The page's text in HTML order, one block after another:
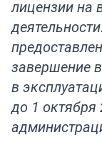
лицензии на
завершение
в
до 1 октября